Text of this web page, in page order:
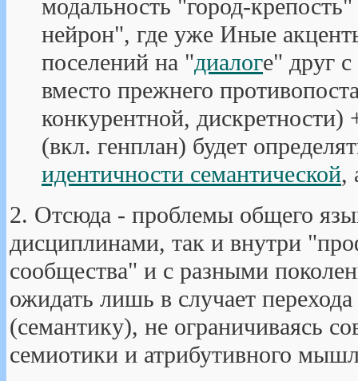
модальность "город-
нейрон", где уже Иные
поселений на "диалоге" друг
вместо прежнего
конкурентной, дискретности)
(вкл. генплан) будет
идентичности семантической,
2. Отсюда - проблемы общего
дисциплинами, так и внутри
сообщества" и с разными
ожидать лишь в случает
(семантику), не ограничиваясь
семиотики и атрибутивного